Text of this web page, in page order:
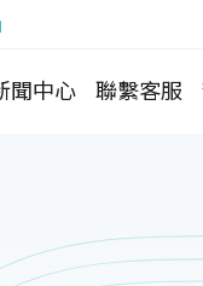
聞中心 聯繫客服